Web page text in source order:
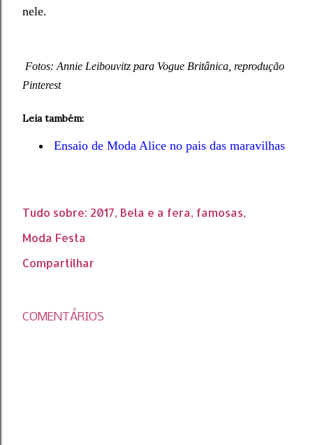
nele.
Fotos: Annie Leibouvitz para Vogue Britânica, reprodução
Pinterest
Leia também:
Ensaio de Moda Alice no pais das maravilhas
Tudo sobre: 2017 Bela e a fera famosas
Moda Festa
Compartilhar
COMENTÁRIOS